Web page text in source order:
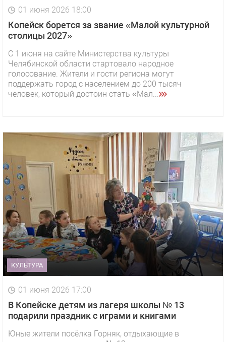
01 июня 2026 18:00
Копейск борется за звание «Малой культурной
столицы 2027»
С 1 июня на сайте Министерства культуры
Челябинской области стартовало народное
голосование. Жители и гости региона могут
поддержать город с населением до 200 тысяч
человек, который достоин стать «Мал...
КУЛЬТУРА
01 июня 2026 17:00
В Копейске детям из лагеря школы № 13
подарили праздник с играми и книгами
Юные жители посёлка Горняк, отдыхающие в